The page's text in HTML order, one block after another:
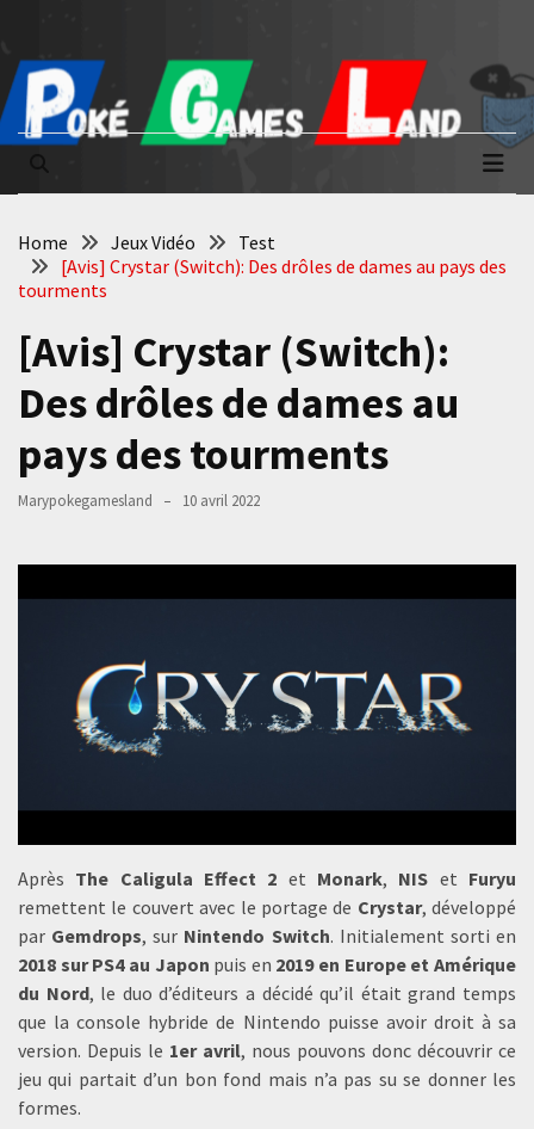
content
content
Poké Games
La passion du jeu vidéo
Home Jeux Vidéo
Test
[Avis] Crystar (Switch): Des drôles de dames au pays des
tourments
[Avis] Crystar (Switch):
Des drôles de dames au
pays des tourments
Marypokegamesland 10 avril 2022
Après The Caligula Effect 2 et Monark, NIS et Furyu
remettent le couvert avec le portage de Crystar, développé
par Gemdrops, sur Nintendo Switch. Initialement sorti en
2018 sur PS4 au Japon puis en 2019 en Europe et Amérique
du Nord, le duo d’éditeurs a décidé qu’il était grand temps
que la console hybride de Nintendo puisse avoir droit à sa
version. Depuis le 1er avril, nous pouvons donc découvrir ce
jeu qui partait d’un bon fond mais n’a pas su se donner les
formes.